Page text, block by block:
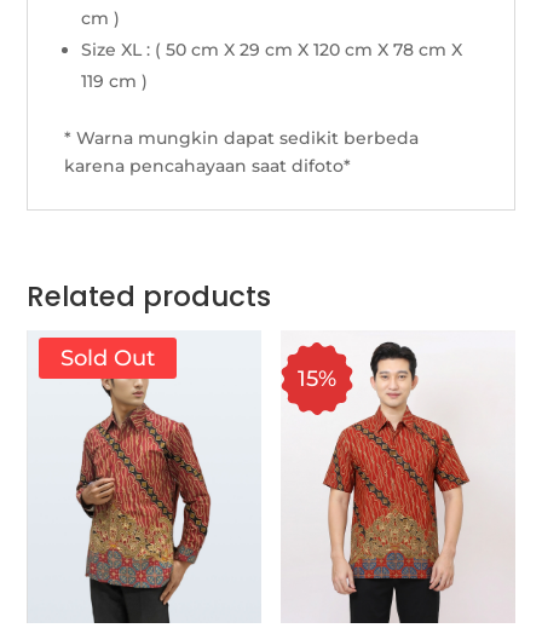
cm )
Size XL : ( 50 cm X 29 cm X 120 cm X 78 cm X
119 cm )
* Warna mungkin dapat sedikit berbeda
karena pencahayaan saat difoto*
Related products
Sold Out
15%